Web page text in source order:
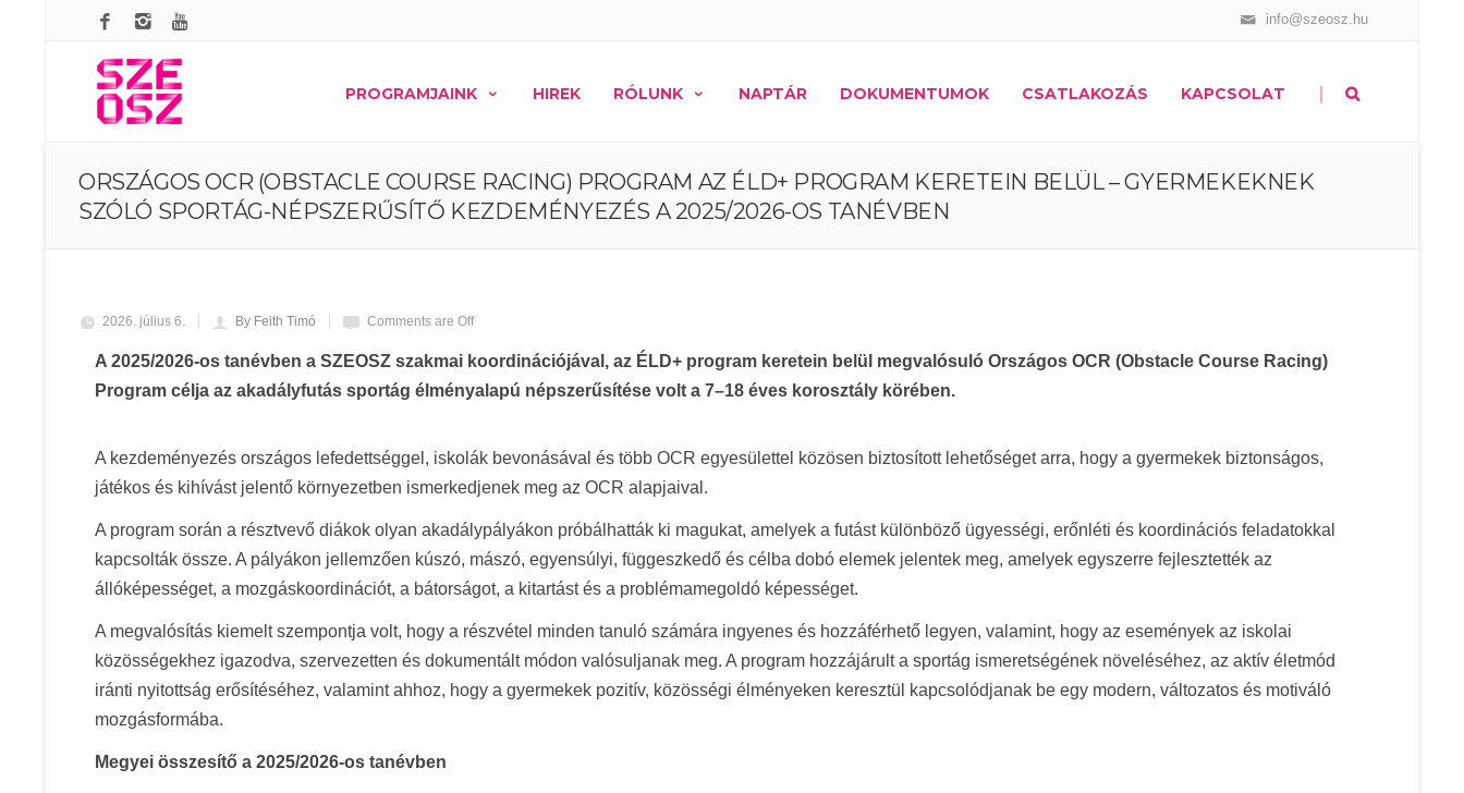
info@szeosz.hu
PROGRAMJAINK HIREK RÓLUNK NAPTÁR DOKUMENTUMOK CSATLAKOZÁS KAPCSOLAT |
ORSZÁGOS OCR (OBSTACLE COURSE RACING) PROGRAM AZ ÉLD+ PROGRAM KERETEIN BELÜL – GYERMEKEKNEK
SZÓLÓ SPORTÁG-NÉPSZERŰSÍTŐ KEZDEMÉNYEZÉS A 2025/2026-OS TANÉVBEN
2026. július 6. By Feith Timó Comments are Off
A 2025/2026-os tanévben a SZEOSZ szakmai koordinációjával, az ÉLD+ program keretein belül megvalósuló Országos OCR (Obstacle Course Racing)
Program célja az akadályfutás sportág élményalapú népszerűsítése volt a 7–18 éves korosztály körében.
A kezdeményezés országos lefedettséggel, iskolák bevonásával és több OCR egyesülettel közösen biztosított lehetőséget arra, hogy a gyermekek biztonságos,
játékos és kihívást jelentő környezetben ismerkedjenek meg az OCR alapjaival.
A program során a résztvevő diákok olyan akadálypályákon próbálhatták ki magukat, amelyek a futást különböző ügyességi, erőnléti és koordinációs feladatokkal
kapcsolták össze. A pályákon jellemzően kúszó, mászó, egyensúlyi, függeszkedő és célba dobó elemek jelentek meg, amelyek egyszerre fejlesztették az
állóképességet, a mozgáskoordinációt, a bátorságot, a kitartást és a problémamegoldó képességet.
A megvalósítás kiemelt szempontja volt, hogy a részvétel minden tanuló számára ingyenes és hozzáférhető legyen, valamint, hogy az események az iskolai
közösségekhez igazodva, szervezetten és dokumentált módon valósuljanak meg. A program hozzájárult a sportág ismeretségének növeléséhez, az aktív életmód
iránti nyitottság erősítéséhez, valamint ahhoz, hogy a gyermekek pozitív, közösségi élményeken keresztül kapcsolódjanak be egy modern, változatos és motiváló
mozgásformába.
Megyei összesítő a 2025/2026-os tanévben